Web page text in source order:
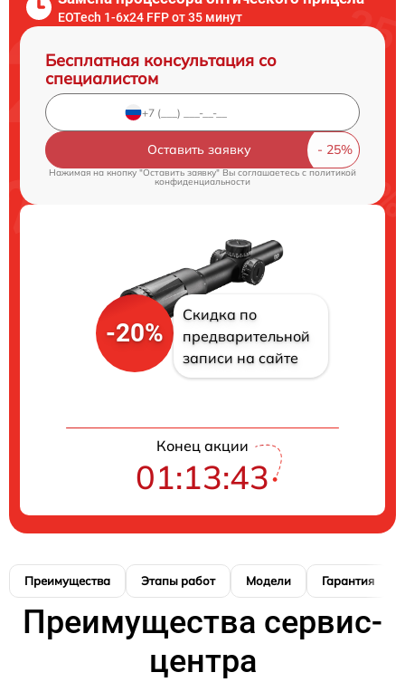
EOTech 1-6x24 FFP от 35 минут
Бесплатная консультация со
специалистом
Оставить заявку
Нажимая на кнопку "Оставить заявку" Вы соглашаетесь cполитикой
конфиденциальности
-20%
Скидка по
предварительной
записи на сайте
Конец акции
01:13:42
Преимущества Этапы работ Модели Гарантия
Преимущества сервис-
центра